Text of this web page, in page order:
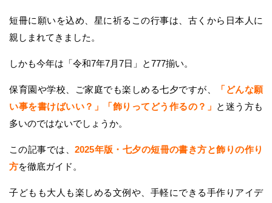
短冊に願いを込め、星に祈るこの行事は、古くから日本人に
親しまれてきました。
しかも今年は「令和7年7月7日」と777揃い。
保育園や学校、ご家庭でも楽しめる七夕ですが、
「どんな願
い事を書けばいい？」「飾りってどう作るの？」 と迷う方も
多いのではないでしょうか。
この記事では、2025年版・七夕の短冊の書き方と飾りの作り
方を徹底ガイド。
子どもも大人も楽しめる文例や、手軽にできる手作りアイデ